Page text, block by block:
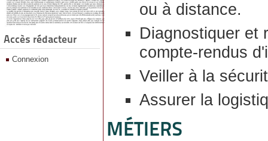
Accès rédacteur
Connexion
ou à distance.
Diagnostiquer et
compte-rendus
Veiller à la
Assurer la
MÉTIERS